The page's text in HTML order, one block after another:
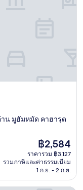
น มูฮัมหมัด คาฮารุด
ราคา
ปัจจุบัน
คือ
฿2,584
฿2,584
ราคารวม ฿3,127
รวมภาษีและค่าธรรมเนียม
1 ก.ย. - 2 ก.ย.